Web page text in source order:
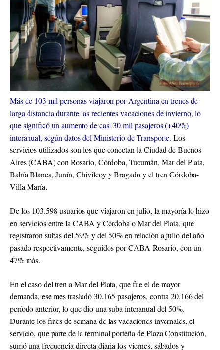
Más de 103 mil personas viajaron por Argentina en trenes de
larga distancia durante las recientes vacaciones de invierno, lo
que significó un aumento de casi 30 mil pasajeros (+40%)
interanual, según datos del Ministerio de Transporte. Los
servicios utilizados son los que conectan la Ciudad de Buenos
Aires (CABA) con Rosario, Córdoba, Tucumán, Mar del Plata,
Bahía Blanca, Junín, Chivilcoy y Bragado y el tren Córdoba-
Villa María.
De los 103.598 usuarios que viajaron en julio, la mayoría lo hizo
en servicios entre la CABA y Córdoba o Mar del Plata, que
registraron subas del 59% y del 50% en relación a julio del año
pasado respectivamente, seguidos por CABA-Rosario, con un
47% más.
En el caso del tren a Mar del Plata, que fue el de mayor
demanda, ese mes trasladó 30.165 pasajeros, contra 20.166 del
período anterior, lo que dio una suba interanual del 50%.
Durante los fines de semana de las vacaciones invernales, el
servicio, que parte de la terminal porteña de Plaza Constitución,
sumó una frecuencia directa diaria los viernes, sábados y